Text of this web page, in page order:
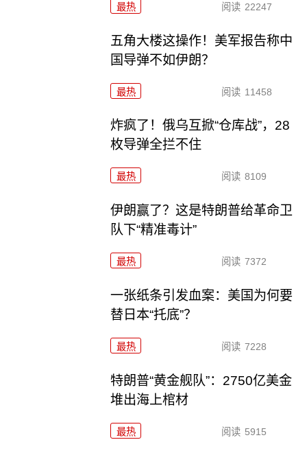
最热 阅读 22247
五角大楼这操作！美军报告称中
国导弹不如伊朗？
最热 阅读 11458
炸疯了！俄乌互掀“仓库战”，28
枚导弹全拦不住
最热 阅读 8109
伊朗赢了？这是特朗普给革命卫
队下“精准毒计”
最热 阅读 7372
一张纸条引发血案：美国为何要
替日本“托底”？
最热 阅读 7228
特朗普“黄金舰队”：2750亿美金
堆出海上棺材
最热 阅读 5915